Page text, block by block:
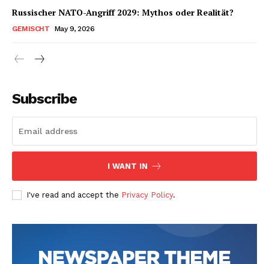
Russischer NATO-Angriff 2029: Mythos oder Realität?
GEMISCHT May 9, 2026
Subscribe
I WANT IN
I've read and accept the Privacy Policy.